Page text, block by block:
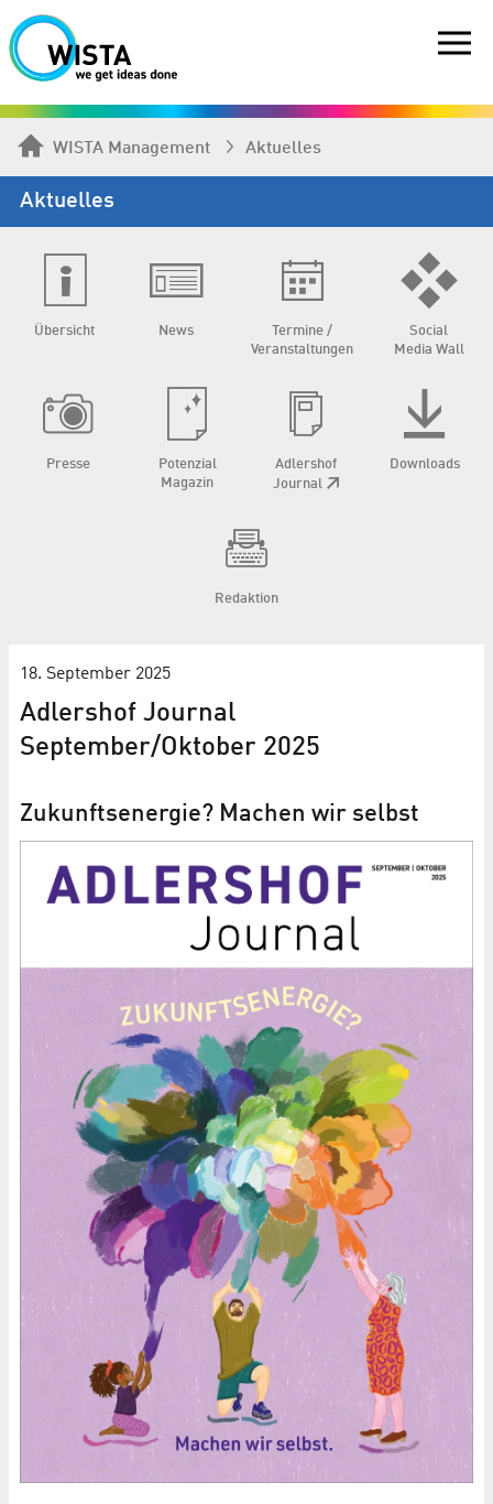
WISTA Management Aktuelles
Aktuelles
Übersicht News
Termine /
Veranstaltungen
Social
Media Wall
Presse
Potenzial
Magazin
Adlershof
Journal
Downloads
Redaktion
18. September 2025
Adlershof Journal
September/Oktober 2025
Zukunftsenergie? Machen wir selbst